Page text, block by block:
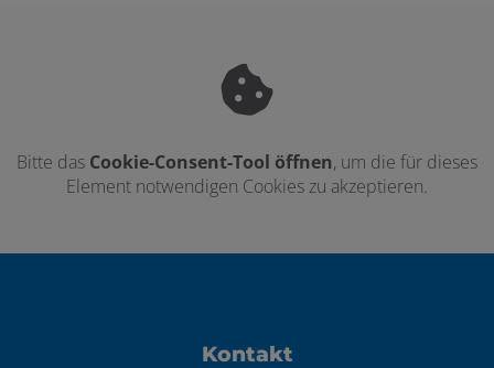
Bitte das Cookie-Consent-Tool öffnen, um die für dieses
Element notwendigen Cookies zu akzeptieren.
Kontakt